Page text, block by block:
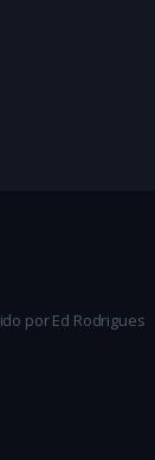
por Ed Rodrigues